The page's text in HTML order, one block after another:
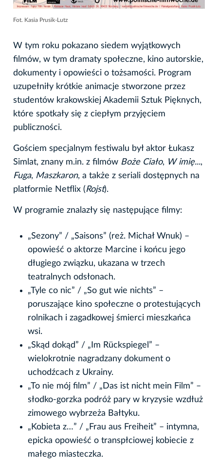
Fot. Kasia Prusik-Lutz
W tym roku pokazano siedem wyjątkowych
filmów, w tym dramaty społeczne, kino autorskie,
dokumenty i opowieści o tożsamości. Program
uzupełniły krótkie animacje stworzone przez
studentów krakowskiej Akademii Sztuk Pięknych,
które spotkały się z ciepłym przyjęciem
publiczności.
Gościem specjalnym festiwalu był aktor Łukasz
Simlat, znany m.in. z filmów Boże Ciało, W imię...,
Fuga, Maszkaron, a także z seriali dostępnych na
platformie Netflix (Rojst).
W programie znalazły się następujące filmy:
„Sezony” / „Saisons” (reż. Michał Wnuk) –
opowieść o aktorze Marcine i końcu jego
długiego związku, ukazana w trzech
teatralnych odsłonach.
„Tyle co nic” / „So gut wie nichts” –
poruszające kino społeczne o protestujących
rolnikach i zagadkowej śmierci mieszkańca
wsi.
„Skąd dokąd” / „Im Rückspiegel” –
wielokrotnie nagradzany dokument o
uchodźcach z Ukrainy.
„To nie mój film” / „Das ist nicht mein Film” –
słodko-gorzka podróż pary w kryzysie wzdłuż
zimowego wybrzeża Bałtyku.
„Kobieta z…” / „Frau aus Freiheit” – intymna,
epicka opowieść o transpłciowej kobiecie z
małego miasteczka.